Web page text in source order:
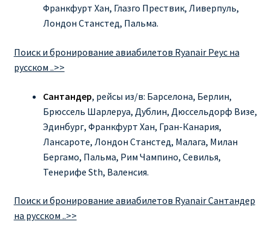
Франкфурт Хан, Глазго Прествик, Ливерпуль,
Лондон Станстед, Пальма.
Поиск и бронирование авиабилетов Ryanair Реус на
русском ..>>
Сантандер, рейсы из/в: Барселона, Берлин,
Брюссель Шарлеруа, Дублин, Дюссельдорф Визе,
Эдинбург, Франкфурт Хан, Гран-Канария,
Лансароте, Лондон Станстед, Малага, Милан
Бергамо, Пальма, Рим Чампино, Севилья,
Тенерифе Sth, Валенсия.
Поиск и бронирование авиабилетов Ryanair Сантандер
на русском ..>>